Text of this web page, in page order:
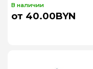
В наличии
от 40.00BYN